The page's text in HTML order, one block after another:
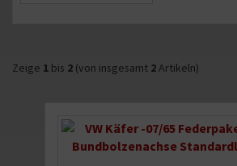
Zeige 1 bis 2 (von insgesamt 2Artikeln)